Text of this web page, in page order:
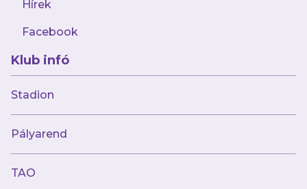
Hírek
Facebook
Klub infó
Stadion
Pályarend
TAO
Újpesten!
AJÁNLÓ